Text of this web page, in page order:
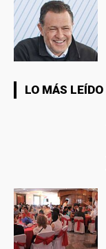
LO MÁS LEÍDO